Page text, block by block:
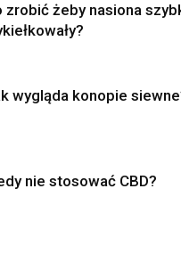
zrobić żeby nasiona
wygląda konopie
nie stosować CBD?